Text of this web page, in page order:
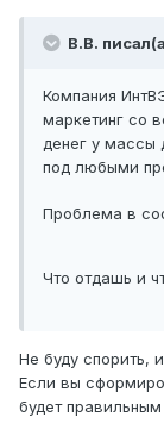
В.В.
Компания
маркетинг со
денег у массы
под любыми
Проблема в
Что отдашь и
Не буду спорить,
Если вы
будет